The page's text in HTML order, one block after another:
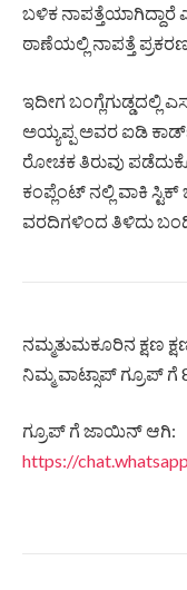
ಬಳಿಕ ನಾಪತ್ತೆಯಾಗಿದ್ದಾರೆ
ಠಾಣೆಯಲ್ಲಿ ನಾಪತ್ತೆ
ಇದೀಗ ಬಂಗ್ಲೆಗುಡ್ಡದಲ್ಲಿ
ಅಯ್ಯಪ್ಪ ಅವರ ಐಡಿ ಕಾರ್ಡ್‌
ರೋಚಕ ತಿರುವು
ಕಂಪ್ಲೆಂಟ್‌ ನಲ್ಲಿ ವಾಕಿ
ವರದಿಗಳಿಂದ ತಿಳಿದು
ನಮ್ಮತುಮಕೂರಿನ ಕ್ಷಣ
ನಿಮ್ಮ ವಾಟ್ಸಾಪ್ ಗ್ರೂಪ್ ಗೆ
ಗ್ರೂಪ್ ಗೆ ಜಾಯಿನ್ ಆಗಿ:
https://